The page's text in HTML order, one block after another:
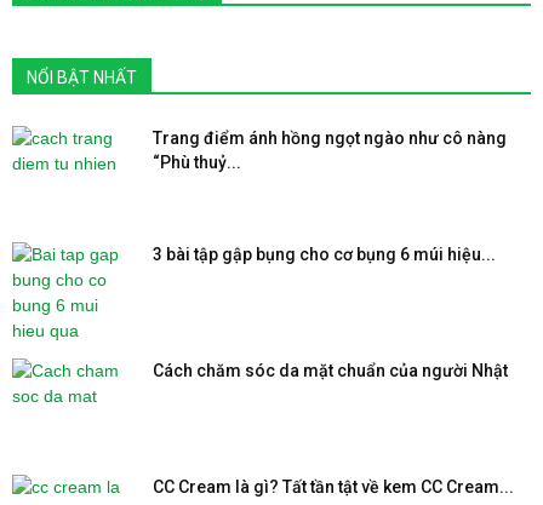
NỔI BẬT NHẤT
Trang điểm ánh hồng ngọt ngào như cô nàng
“Phù thuỷ...
3 bài tập gập bụng cho cơ bụng 6 múi hiệu...
Cách chăm sóc da mặt chuẩn của người Nhật
CC Cream là gì? Tất tần tật về kem CC Cream...